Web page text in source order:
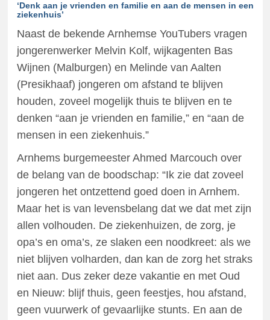
‘Denk aan je vrienden en familie en aan de mensen in een
ziekenhuis’
Naast de bekende Arnhemse YouTubers vragen
jongerenwerker Melvin Kolf, wijkagenten Bas
Wijnen (Malburgen) en Melinde van Aalten
(Presikhaaf) jongeren om afstand te blijven
houden, zoveel mogelijk thuis te blijven en te
denken “aan je vrienden en familie,” en “aan de
mensen in een ziekenhuis.”
Arnhems burgemeester Ahmed Marcouch over
de belang van de boodschap: “Ik zie dat zoveel
jongeren het ontzettend goed doen in Arnhem.
Maar het is van levensbelang dat we dat met zijn
allen volhouden. De ziekenhuizen, de zorg, je
opa’s en oma’s, ze slaken een noodkreet: als we
niet blijven volharden, dan kan de zorg het straks
niet aan. Dus zeker deze vakantie en met Oud
en Nieuw: blijf thuis, geen feestjes, hou afstand,
geen vuurwerk of gevaarlijke stunts. En aan de